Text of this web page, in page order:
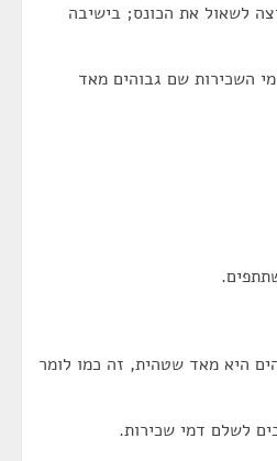
לשאול את הכונס; בישיבה
השכירות שם גבוהים מאד
היא מאד שטהית, זה כמו לומר
לשלם דמי שכירות.